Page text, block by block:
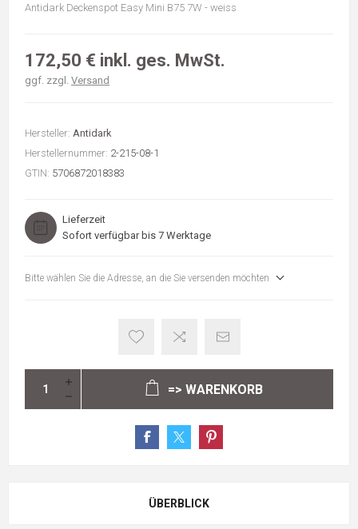
Antidark Deckenspot Easy Mini B75 7W - weiss
172,50 € inkl. ges. MwSt.
ggf. zzgl. Versand
Hersteller: Antidark
Herstellernummer: 2-215-08-1
GTIN: 5706872018383
Lieferzeit
Sofort verfügbar bis 7 Werktage
Bitte wählen Sie die Adresse, an die Sie versenden möchten
=> WARENKORB
ÜBERBLICK